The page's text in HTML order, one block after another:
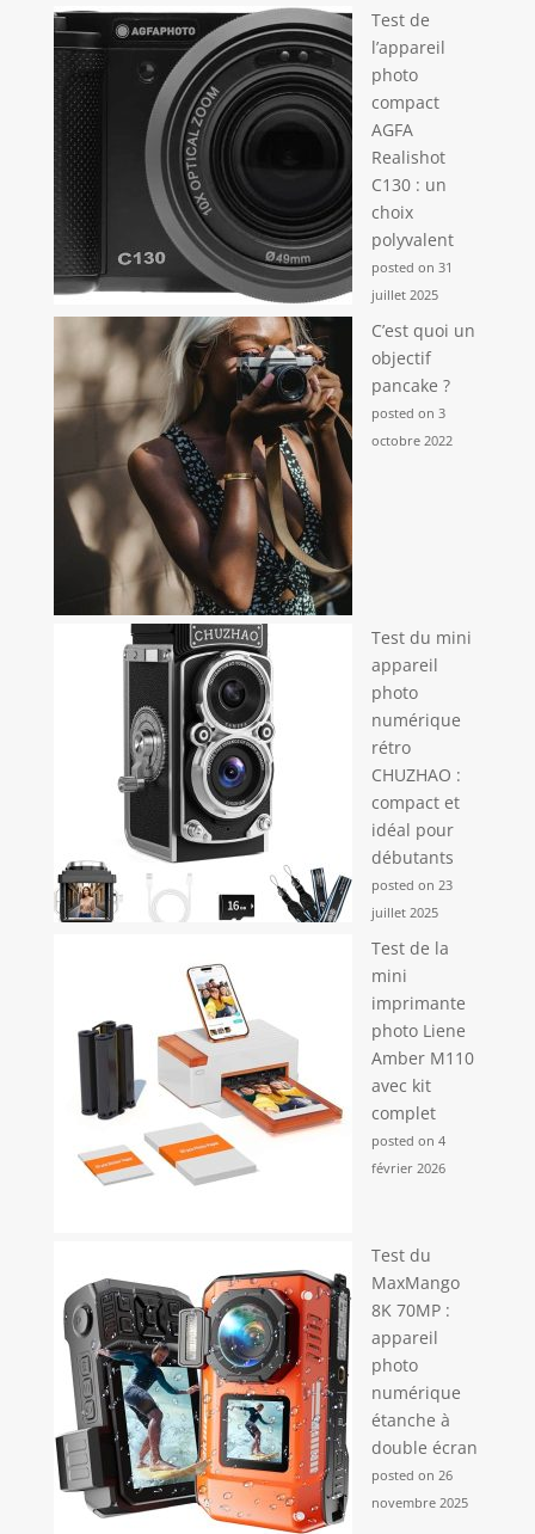
Test de
l’appareil
photo
compact
AGFA
Realishot
C130 : un
choix
polyvalent
posted on 31
juillet 2025
C’est quoi un
objectif
pancake ?
posted on 3
octobre 2022
Test du mini
appareil
photo
numérique
rétro
CHUZHAO :
compact et
idéal pour
débutants
posted on 23
juillet 2025
Test de la
mini
imprimante
photo Liene
Amber M110
avec kit
complet
posted on 4
février 2026
Test du
MaxMango
8K 70MP :
appareil
photo
numérique
étanche à
double écran
posted on 26
novembre 2025